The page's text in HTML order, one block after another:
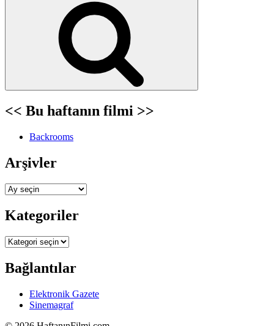
<< Bu haftanın filmi >>
Backrooms
Arşivler
Arşivler
Kategoriler
Kategoriler
Bağlantılar
Elektronik Gazete
Sinemagraf